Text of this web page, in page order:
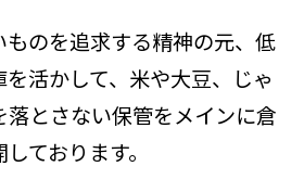
のを追求する精神の元、低
活かして、米や大豆、じゃ
とさない保管をメインに倉
ております。